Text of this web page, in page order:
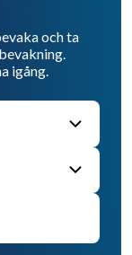
och ta
igång.